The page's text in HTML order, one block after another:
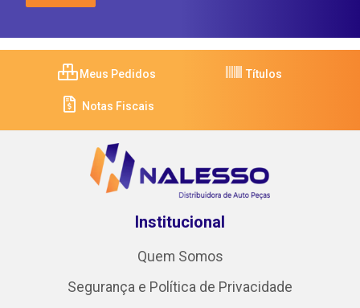
Meus Pedidos Títulos
Notas Fiscais
Institucional
Quem Somos
Segurança e Política de Privacidade